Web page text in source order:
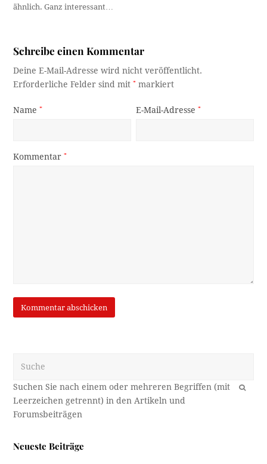
ähnlich. Ganz interessant…
Schreibe einen Kommentar
Deine E-Mail-Adresse wird nicht veröffentlicht.
Erforderliche Felder sind mit* markiert
Name* E-Mail-Adresse*
Kommentar*
OK
Neueste Beiträge